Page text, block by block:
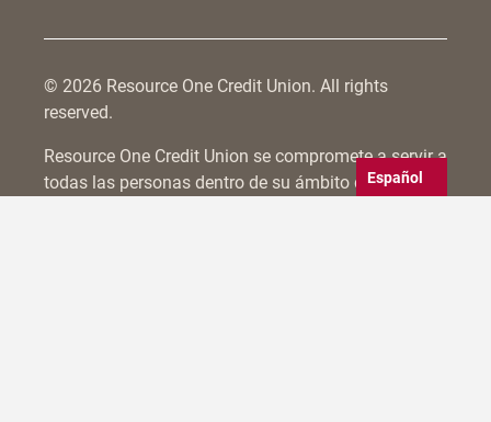
© 2026 Resource One Credit Union. All rights
reserved.
Resource One Credit Union se compromete a servir a
todas las personas dentro de su ámbito deEspañol